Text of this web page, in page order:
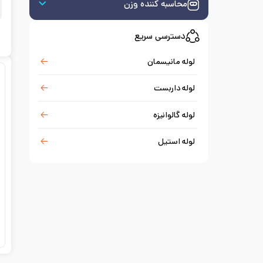
محاسبه کننده وزن
دسترسی سریع
لوله مانیسمان
لوله داربست
لوله گالوانیزه
لوله استیل